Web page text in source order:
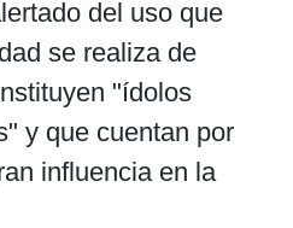
del uso que
se realiza de
"ídolos
y que cuentan por
influencia en la